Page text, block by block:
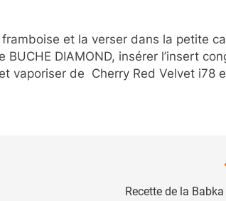
et la verser dans la petite
BUCHE DIAMOND, insérer l’insert
vaporiser de Cherry Red Velvet i78
Recette de la